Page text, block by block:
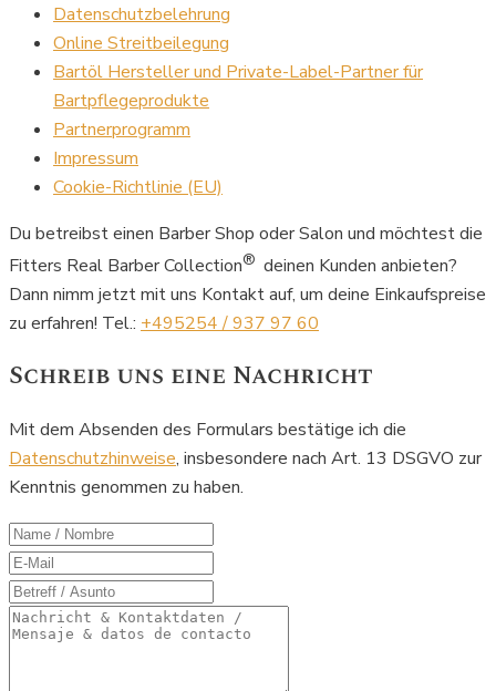
Datenschutzbelehrung
Online Streitbeilegung
Bartöl Hersteller und Private-Label-Partner für
Bartpflegeprodukte
Partnerprogramm
Impressum
Cookie-Richtlinie (EU)
Du betreibst einen Barber Shop oder Salon und möchtest die
Fitters Real Barber Collection® deinen Kunden anbieten?
Dann nimm jetzt mit uns Kontakt auf, um deine Einkaufspreise
zu erfahren! Tel.: +495254 / 937 97 60
Schreib uns eine Nachricht
Mit dem Absenden des Formulars bestätige ich die
Datenschutzhinweise, insbesondere nach Art. 13 DSGVO zur
Kenntnis genommen zu haben.